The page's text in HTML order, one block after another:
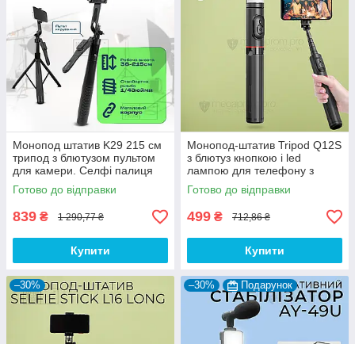
Монопод штатив K29 215 см
трипод з блютузом пультом
для камери. Селфі палиця
для телефона
Готово до відправки
839 ₴ 1 290,77 ₴
Купити
Монопод-штатив Tripod Q12S
з блютуз кнопкою і led
лампою для телефону з
пультом палиця для селфі
Готово до відправки
499 ₴ 712,86 ₴
Купити
–30% –30% Подарунок